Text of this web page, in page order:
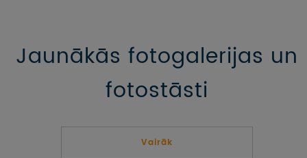
Jaunākās fotogalerijas un
fotostāsti
Vairāk